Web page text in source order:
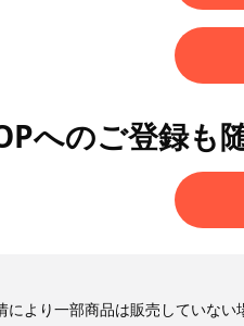
へのご登録も
により一部商品は販売していない